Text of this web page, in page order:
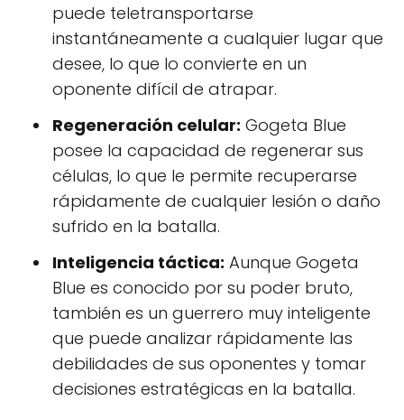
puede teletransportarse
instantáneamente a cualquier lugar que
desee, lo que lo convierte en un
oponente difícil de atrapar.
Regeneración celular: Gogeta Blue
posee la capacidad de regenerar sus
células, lo que le permite recuperarse
rápidamente de cualquier lesión o daño
sufrido en la batalla.
Inteligencia táctica: Aunque Gogeta
Blue es conocido por su poder bruto,
también es un guerrero muy inteligente
que puede analizar rápidamente las
debilidades de sus oponentes y tomar
decisiones estratégicas en la batalla.